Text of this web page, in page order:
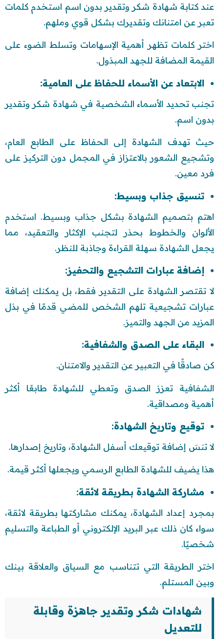
عند كتابة شهادة شكر وتقدير بدون اسم استخدم كلمات
تعبر عن امتنانك وتقديرك بشكل قوي وملهم.
اختر كلمات تظهر أهمية الإسهامات وتسلط الضوء على
القيمة المضافة للجهد المبذول.
الابتعاد عن الأسماء للحفاظ على العامية:
تجنب تحديد الأسماء الشخصية في شهادة شكر وتقدير
بدون اسم.
حيث تهدف الشهادة إلى الحفاظ على الطابع العام،
وتشجيع الشعور بالاعتزاز في المجمل دون التركيز على
فرد معين.
تنسيق جذاب وبسيط:
اهتم بتصميم الشهادة بشكل جذاب وبسيط. استخدم
الألوان والخطوط بحذر لتجنب الإكثار والتعقيد، مما
يجعل الشهادة سهلة القراءة وجاذبة للنظر.
إضافة عبارات التشجيع والتحفيز:
لا تقتصر الشهادة على التقدير فقط، بل يمكنك إضافة
عبارات تشجيعية تلهم الشخص للمضي قدمًا في بذل
المزيد من الجهد والتميز.
البقاء على الصدق والشفافية:
كن صادقًا في التعبير عن التقدير والامتنان.
الشفافية تعزز الصدق وتعطي للشهادة طابعًا أكثر
أهمية ومصداقية.
توقيع وتاريخ الشهادة:
لا تنسَ إضافة توقيعك أسفل الشهادة، وتاريخ إصدارها.
هذا يضيف للشهادة الطابع الرسمي ويجعلها أكثر قيمة.
مشاركة الشهادة بطريقة لائقة:
بمجرد إعداد الشهادة، يمكنك مشاركتها بطريقة لائقة،
سواء كان ذلك عبر البريد الإلكتروني أو الطباعة والتسليم
شخصيًا.
اختر الطريقة التي تتناسب مع السياق والعلاقة بينك
وبين المستلم.
شهادات شكر وتقدير جاهزة وقابلة
للتعديل